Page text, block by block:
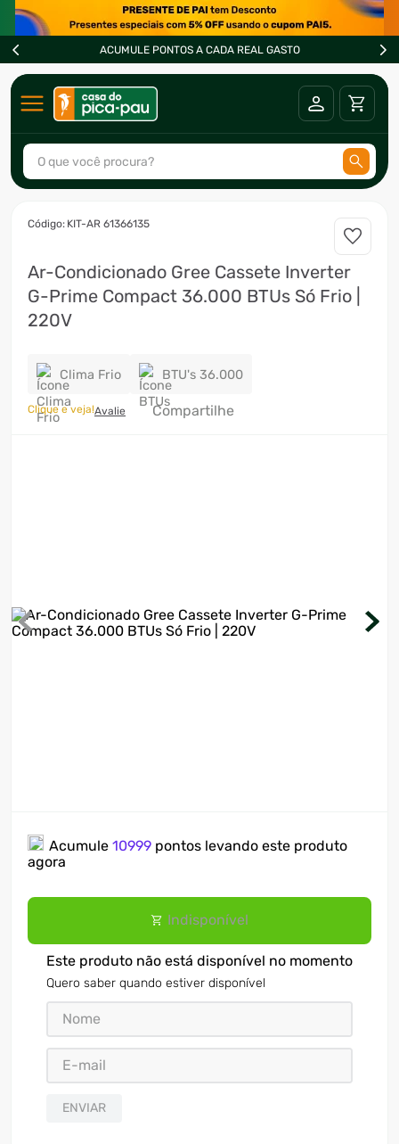
ACUMULE PONTOS A CADA REAL GASTO
O que você procura?
: KIT-AR 61366135
Ar-Condicionado Gree Cassete Inverter
G-Prime Compact 36.000 BTUs Só Frio |
220V
Clima Frio BTU's 36.000
Clique e veja!Avalie Compartilhe
Acumule 10999 pontos levando este produto
agora
Indisponível
Este produto não está disponível no momento
Quero saber quando estiver disponível
ENVIAR
2º
fogão
º
freezer
5º
ventilador
6º
soprador